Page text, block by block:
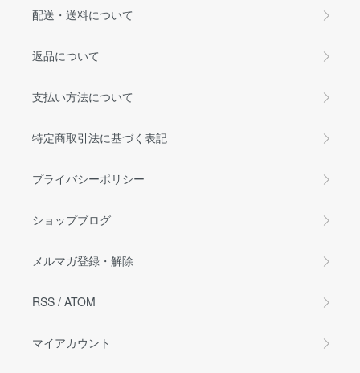
配送・送料について
返品について
支払い方法について
特定商取引法に基づく表記
プライバシーポリシー
ショップブログ
メルマガ登録・解除
RSS / ATOM
マイアカウント